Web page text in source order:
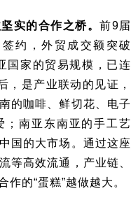
实的合作之桥。前9届
约，外贸成交额突破
国家的贸易规模，已连
，是产业联动的见证，
的咖啡、鲜切花、电子
；南亚东南亚的手工艺
国的大市场。通过这座
等高效流通，产业链、
的“蛋糕”越做越大。